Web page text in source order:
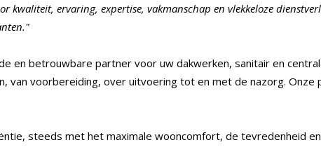
kwaliteit, ervaring, expertise, vakmanschap en vlekkeloze
en betrouwbare partner voor uw dakwerken, sanitair en
van voorbereiding, over uitvoering tot en met de nazorg.
steeds met het maximale wooncomfort, de tevredenheid